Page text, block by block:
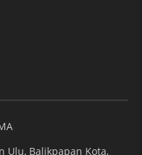
Ulu, Balikpapan Kota,